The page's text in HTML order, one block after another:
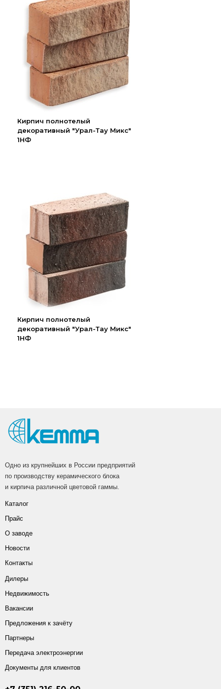
Кирпич полнотелый
декоративный "Урал-Тау Микс"
1НФ
Кирпич полнотелый
декоративный "Урал-Тау Микс"
1НФ
Одно из крупнейших в России предприятий
по производству керамического блока
и кирпича различной цветовой гаммы.
Каталог
Прайс
О заводе
Новости
Контакты
Дилеры
Недвижимость
Вакансии
Предложения к зачёту
Партнеры
Передача электроэнергии
Документы для клиентов